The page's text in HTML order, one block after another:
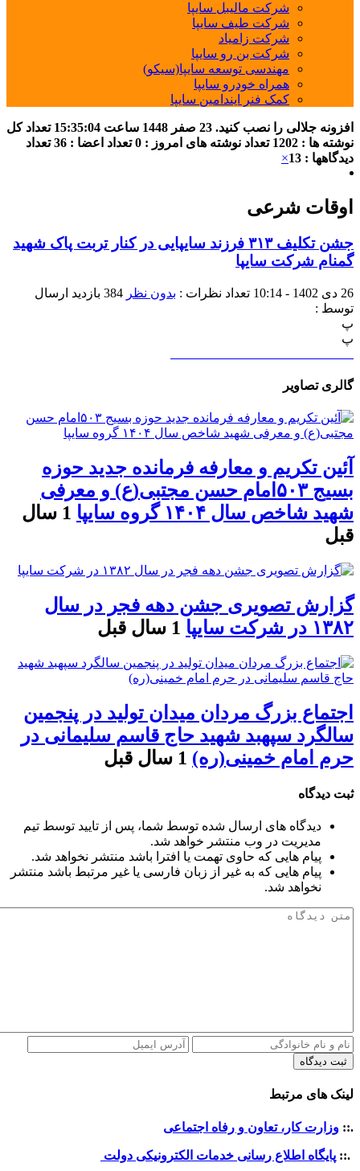
شرکت مالیبل سایپا
شرکت طیف سایپا
شرکت زامیاد
شرکت بن رو سایپا
مهندسی توسعه سایپا(سیکو)
همراه خودرو سایپا
کمک فنر ایندامین سایپا
افزونه جلالی را نصب کنید. 23 صفر 1448 ساعت 15:35:04 تعداد کل
نوشته ها : 1202
تعداد نوشته های امروز : 0 تعداد اعضا : 36
تعداد
دیدگاهها : 13
×
اوقات شرعی
جشن تکلیف ۳۱۳ فرزند سایپایی در کنار تربت پاک شهید
گمنام شرکت سایپا
26 دی 1402 - 10:14 تعداد نظرات : بدون نظر
ارسال
توسط :
پ
پ
گالری تصاویر
آئین تکریم و معارفه فرمانده جدید حوزه
بسیج ۵۰۳امام حسن مجتبی(ع) و معرفی
شهید شاخص سال ۱۴۰۴ گروه سایپا
1 سال
قبل
گزارش تصویری جشن دهه فجر در سال
۱۳۸۲ در شرکت سایپا
1 سال قبل
اجتماع بزرگ مردان میدان تولید در پنجمین
سالگرد سپهبد شهید حاج قاسم سلیمانی در
حرم امام خمینی(ره) 1 سال قبل
ثبت دیدگاه
دیدگاه های ارسال شده توسط شما، پس از تایید توسط تیم
مدیریت در وب منتشر خواهد شد.
پیام هایی که حاوی تهمت یا افترا باشد منتشر نخواهد شد.
پیام هایی که به غیر از زبان فارسی یا غیر مرتبط باشد منتشر
نخواهد شد.
ثبت دیدگاه
لینک های مرتبط
.:: وزارت کار، تعاون و رفاه اجتماعی
.:: پایگاه اطلاع رسانی خدمات الکترونیکی دولت